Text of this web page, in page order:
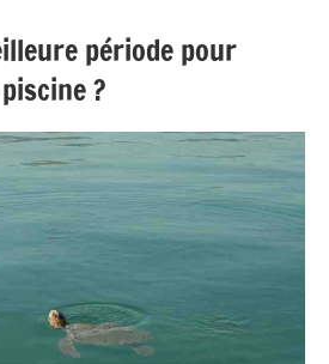
période pour
?